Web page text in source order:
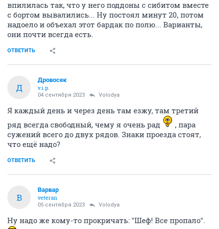
впилилась так, что у него поддоны с сибитом вместе
с бортом вывалились... Ну постоял минут 20, потом
надоело и объехал этот бардак по полю... Варианты,
они почти всегда есть.
ОТВЕТИТЬ
Д
Дровосек
v.i.p.
04 сентября 2023 Volodya
Я каждый день и через день там езжу, там третий
ряд всегда свободный, чему я очень рад
, пара
сужений всего до двух рядов. Знаки проезда стоят,
что ещё надо?
ОТВЕТИТЬ
В
Варвар
veteran
05 сентября 2023 Volodya
Ну надо же кому-то прокричать: "Шеф! Все пропало".